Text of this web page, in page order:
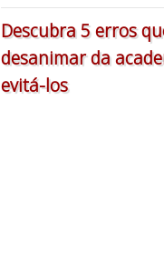
Descubra 5 erros
desanimar da
evitá-los